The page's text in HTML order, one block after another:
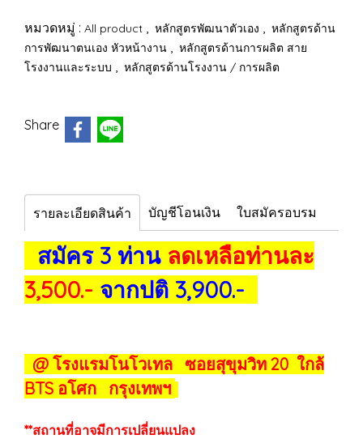
หมวดหมู่ : All product , หลักสูตรพัฒนาตัวเอง , หลักสูตรด้าน
การพัฒนาตนเอง หัวหน้างาน , หลักสูตรด้านการผลิต สาย
โรงงานและระบบ , หลักสูตรด้านโรงงาน / การผลิต
Share
รายละเอียดสินค้า บัญชีโอนเงิน ใบสมัครอบรม
สมัคร 3 ท่าน ลดเหลือท่านละ
3,500.- จากปติ 3,900.-
@ โรงแรมโนโวเทล ซอยสุขุมวิท 20 ใกล้
BTS อโศก กรุงเทพฯ
**สถานที่อาจมีการเปลี่ยนแปลง